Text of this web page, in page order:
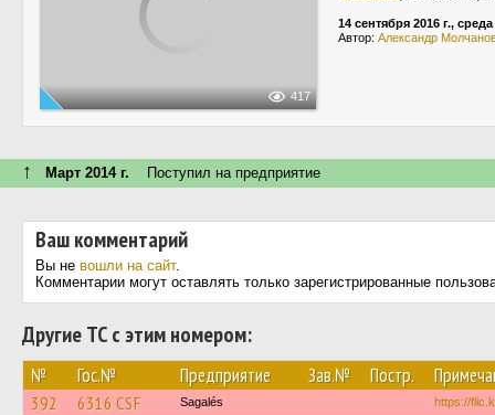
417
14 сентября 2016 г., среда
Автор: Александр
↑ Март 2014 г. Поступил на предприятие
Ваш комментарий
Вы не вошли на сайт.
Комментарии могут оставлять только зарегистрированные
Другие ТС с этим номером:
№ Гос.№ Предприятие Зав.№ Постр.
392 6316 CSF Sagalés https://